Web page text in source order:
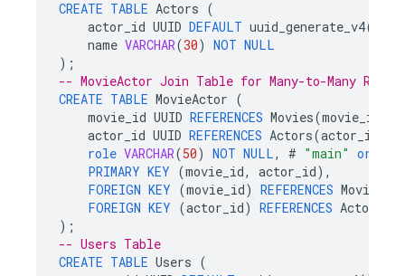
CREATE TABLE Actors (
actor_id UUID DEFAULT uuid_generate_v4()
name VARCHAR(30) NOT NULL
);
-- MovieActor Join Table for Many-to-Many
CREATE TABLE MovieActor (
movie_id UUID REFERENCES Movies(movie_id
actor_id UUID REFERENCES Actors(actor_id
role VARCHAR(50) NOT NULL, # "main" or
PRIMARY KEY (movie_id, actor_id),
FOREIGN KEY (movie_id) REFERENCES Movies
FOREIGN KEY (actor_id) REFERENCES Actors
);
-- Users Table
CREATE TABLE Users (